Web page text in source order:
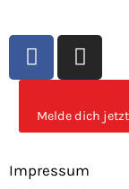
F
a
e
b
o
I
n
t
a
r
Melde dich
Impressum